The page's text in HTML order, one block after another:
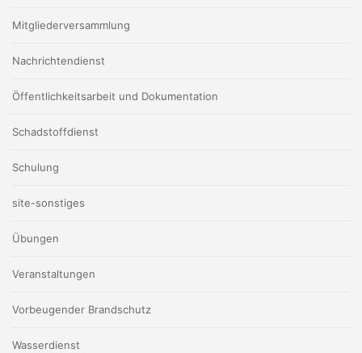
Mitgliederversammlung
Nachrichtendienst
Öffentlichkeitsarbeit und Dokumentation
Schadstoffdienst
Schulung
site-sonstiges
Übungen
Veranstaltungen
Vorbeugender Brandschutz
Wasserdienst